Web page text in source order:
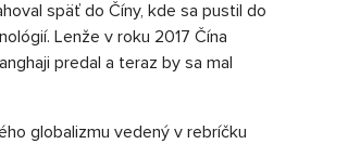
späť do Číny, kde sa pustil do
Lenže v roku 2017 Čína
predal a teraz by sa mal
globalizmu vedený v rebríčku